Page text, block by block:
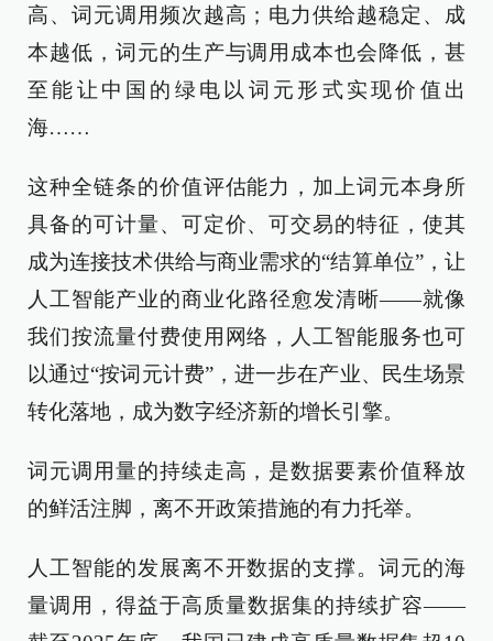
高、词元调用频次越高；电力供给越稳定、成
本越低，词元的生产与调用成本也会降低，甚
至能让中国的绿电以词元形式实现价值出
海……
这种全链条的价值评估能力，加上词元本身所
具备的可计量、可定价、可交易的特征，使其
成为连接技术供给与商业需求的“结算单位”，让
人工智能产业的商业化路径愈发清晰——就像
我们按流量付费使用网络，人工智能服务也可
以通过“按词元计费”，进一步在产业、民生场景
转化落地，成为数字经济新的增长引擎。
词元调用量的持续走高，是数据要素价值释放
的鲜活注脚，离不开政策措施的有力托举。
人工智能的发展离不开数据的支撑。词元的海
量调用，得益于高质量数据集的持续扩容——